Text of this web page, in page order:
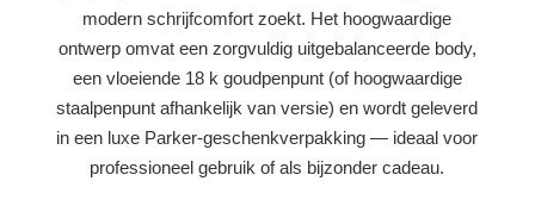
modern schrijfcomfort zoekt. Het hoogwaardige
ontwerp omvat een zorgvuldig uitgebalanceerde body,
een vloeiende 18 k goudpenpunt (of hoogwaardige
staalpenpunt afhankelijk van versie) en wordt geleverd
in een luxe Parker-geschenkverpakking — ideaal voor
professioneel gebruik of als bijzonder cadeau.